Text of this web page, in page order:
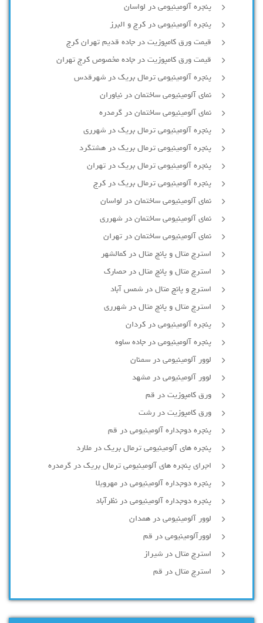
پنجره آلومینیومی در لواسان
پنجره آلومینیومی در کرج و البرز
قیمت ورق کامپوزیت در جاده قدیم تهران کرج
قیمت ورق کامپوزیت در جاده مخصوص کرج تهران
پنجره آلومینیومی ترمال بریک در شهرقدس
نمای آلومینیومی ساختمان در نیاوران
نمای آلومینیومی ساختمان در گرمدره
پنجره آلومینیومی ترمال بریک در شهرری
پنجره آلومینیومی ترمال بریک در هشتگرد
پنجره آلومینیومی ترمال بریک در تهران
پنجره آلومینیومی ترمال بریک در کرج
نمای آلومینیومی ساختمان در لواسان
نمای آلومینیومی ساختمان در شهرری
نمای آلومینیومی ساختمان در تهران
استرچ متال و پانچ متال در کمالشهر
استرچ متال و پانچ متال در حصارك
استرچ و پانچ متال در شمس آباد
استرچ متال و پانچ متال در شهرری
پنجره آلومینیومی در کردان
پنجره آلومینیومی در جاده ساوه
لوور آلومینیومی در سمنان
لوور آلومینیومی در مشهد
ورق کامپوزیت در قم
ورق کامپوزیت در رشت
پنجره دوجداره آلومينيومی در قم
پنجره های آلومینیومی ترمال بریک در ملارد
اجرای پنجره های آلومینیومی ترمال بریک در گرمدره
پنجره دوجداره آلومینیومی در مهرویلا
پنجره دوجداره آلومینیومی در نظرآباد
لوور آلومینیومی در همدان
لوورآلومینیومی در قم
استرچ متال در شیراز
استرچ متال در قم